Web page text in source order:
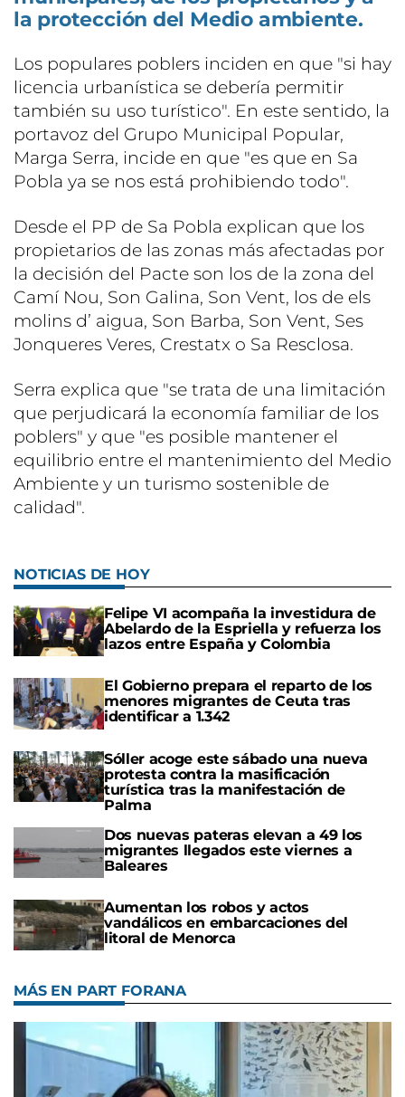
la protección del Medio ambiente.
Los populares poblers inciden en que "si hay
licencia urbanística se debería permitir
también su uso turístico". En este sentido, la
portavoz del Grupo Municipal Popular,
Marga Serra, incide en que "es que en Sa
Pobla ya se nos está prohibiendo todo".
Desde el PP de Sa Pobla explican que los
propietarios de las zonas más afectadas por
la decisión del Pacte son los de la zona del
Camí Nou, Son Galina, Son Vent, los de els
molins d’ aigua, Son Barba, Son Vent, Ses
Jonqueres Veres, Crestatx o Sa Resclosa.
Serra explica que "se trata de una limitación
que perjudicará la economía familiar de los
poblers" y que "es posible mantener el
equilibrio entre el mantenimiento del Medio
Ambiente y un turismo sostenible de
calidad".
NOTICIAS DE HOY
Felipe VI acompaña la investidura de
Abelardo de la Espriella y refuerza los
lazos entre España y Colombia
El Gobierno prepara el reparto de los
menores migrantes de Ceuta tras
identificar a 1.342
Sóller acoge este sábado una nueva
protesta contra la masificación
turística tras la manifestación de
Palma
Dos nuevas pateras elevan a 49 los
migrantes llegados este viernes a
Baleares
Aumentan los robos y actos
vandálicos en embarcaciones del
litoral de Menorca
MÁS EN PART FORANA